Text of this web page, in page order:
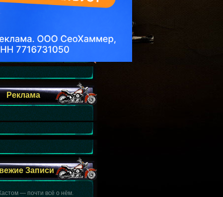
Мой канал на Ютубе.
изучить.
Реклама
Записи
— почти всё о нём.